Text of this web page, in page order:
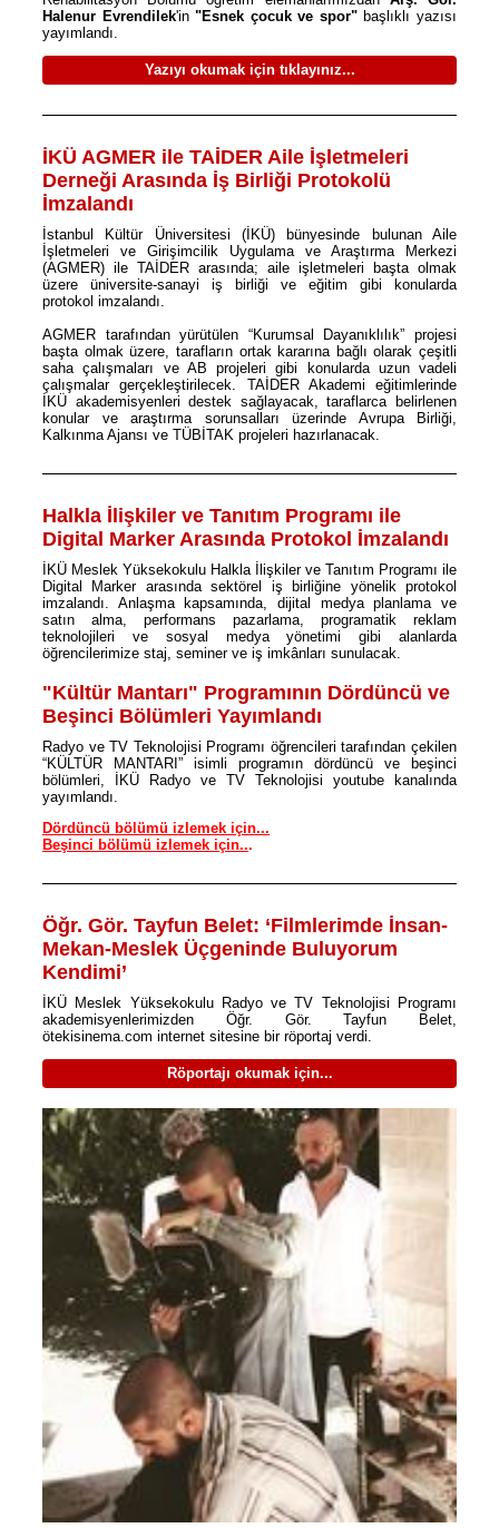
Halenur Evrendilek'in"Esnek çocuk ve spor"başlıklı yazısı
yayımlandı.
Yazıyı okumak için tıklayınız...
İKÜ AGMER ile TAİDER Aile İşletmeleri
Derneği Arasında İş Birliği Protokolü
İmzalandı
İstanbul Kültür Üniversitesi (İKÜ) bünyesinde bulunan Aile
İşletmeleri ve Girişimcilik Uygulama ve Araştırma Merkezi
(AGMER) ile TAİDER arasında; aile işletmeleri başta olmak
üzere üniversite-sanayi iş birliği ve eğitim gibi konularda
protokol imzalandı.
AGMER tarafından yürütülen “Kurumsal Dayanıklılık” projesi
başta olmak üzere, tarafların ortak kararına bağlı olarak çeşitli
saha çalışmaları ve AB projeleri gibi konularda uzun vadeli
çalışmalar gerçekleştirilecek. TAİDER Akademi eğitimlerinde
İKÜ akademisyenleri destek sağlayacak, taraflarca belirlenen
konular ve araştırma sorunsalları üzerinde Avrupa Birliği,
Kalkınma Ajansı ve TÜBİTAK projeleri hazırlanacak.
Halkla İlişkiler ve Tanıtım Programı ile
Digital Marker Arasında Protokol İmzalandı
İKÜ Meslek Yüksekokulu Halkla İlişkiler ve Tanıtım Programı ile
Digital Marker arasında sektörel iş birliğine yönelik protokol
imzalandı. Anlaşma kapsamında, dijital medya planlama ve
satın alma, performans pazarlama, programatik reklam
teknolojileri ve sosyal medya yönetimi gibi alanlarda
öğrencilerimize staj, seminer ve iş imkânları sunulacak.
"Kültür Mantarı" Programının Dördüncü ve
Beşinci Bölümleri Yayımlandı
Radyo ve TV Teknolojisi Programı öğrencileri tarafından çekilen
“KÜLTÜR MANTARI” isimli programın dördüncü ve beşinci
bölümleri, İKÜ Radyo ve TV Teknolojisi youtube kanalında
yayımlandı.
Dördüncü bölümü izlemek için...
Beşinci bölümü izlemek için...
Öğr. Gör. Tayfun Belet: ‘Filmlerimde İnsan-
Mekan-Meslek Üçgeninde Buluyorum
Kendimi’
İKÜ Meslek Yüksekokulu Radyo ve TV Teknolojisi Programı
akademisyenlerimizden Öğr. Gör. Tayfun Belet,
ötekisinema.com internet sitesine bir röportaj verdi.
Röportajı okumak için...